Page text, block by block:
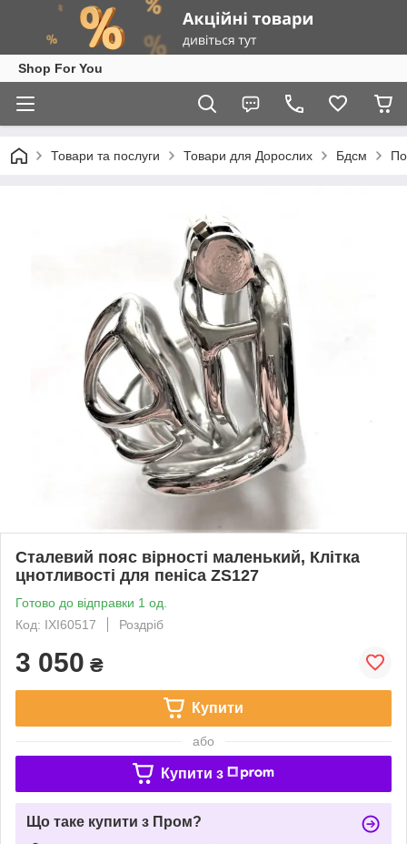
Shop For You
Товари та послуги Товари для Дорослих Бдсм
Сталевий пояс вірності маленький, Клітка
цнотливості для пеніса ZS127
Готово до відправки 1 од.
Код: IXI60517
Роздріб
3 050 ₴
Купити
або
Купити з
Що таке купити з Пром?